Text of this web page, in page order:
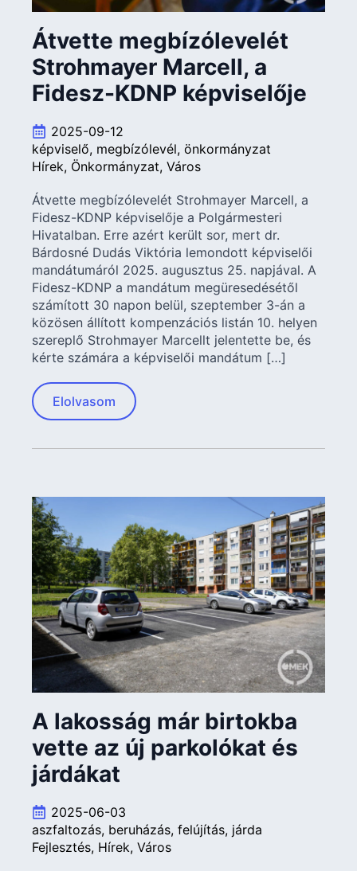
Átvette megbízólevelét
Strohmayer Marcell, a
Fidesz-KDNP képviselője
2025-09-12
képviselő megbízólevél önkormányzat
Hírek Önkormányzat Város
Átvette megbízólevelét Strohmayer Marcell, a
Fidesz-KDNP képviselője a Polgármesteri
Hivatalban. Erre azért került sor, mert dr.
Bárdosné Dudás Viktória lemondott képviselői
mandátumáról 2025. augusztus 25. napjával. A
Fidesz-KDNP a mandátum megüresedésétől
számított 30 napon belül, szeptember 3-án a
közösen állított kompenzációs listán 10. helyen
szereplő Strohmayer Marcellt jelentette be, és
kérte számára a képviselői mandátum […]
Elolvasom
A lakosság már birtokba
vette az új parkolókat és
járdákat
2025-06-03
aszfaltozás beruházás felújítás járda
Fejlesztés Hírek Város